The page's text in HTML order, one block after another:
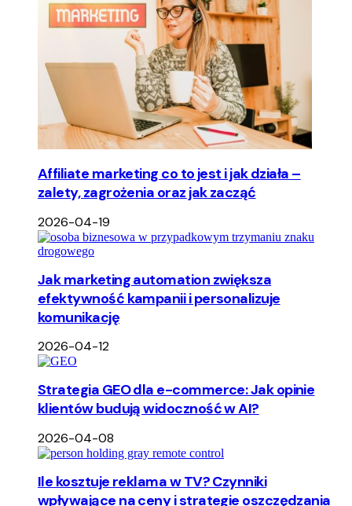
Affiliate marketing co to jest i jak działa –
zalety, zagrożenia oraz jak zacząć
2026-04-19
Jak marketing automation zwiększa
efektywność kampanii i personalizuje
komunikację
2026-04-12
Strategia GEO dla e-commerce: Jak opinie
klientów budują widoczność w AI?
2026-04-08
Ile kosztuje reklama w TV? Czynniki
wpływające na ceny i strategie oszczędzania